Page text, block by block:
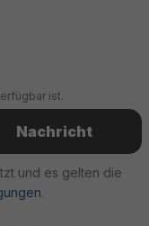
ist.
Nachricht
und es gelten die
.